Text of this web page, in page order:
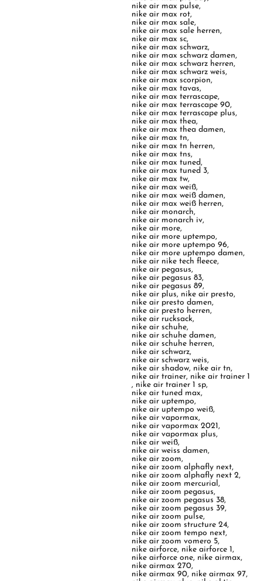
nike air max pulse,
nike air max rot,
nike air max sale,
nike air max sale herren,
nike air max sc,
nike air max schwarz,
nike air max schwarz damen,
nike air max schwarz herren,
nike air max schwarz weis,
nike air max scorpion,
nike air max tavas,
nike air max terrascape,
nike air max terrascape 90,
nike air max terrascape plus,
nike air max thea,
nike air max thea damen,
nike air max tn,
nike air max tn herren,
nike air max tns,
nike air max tuned,
nike air max tuned 3,
nike air max tw,
nike air max weiß,
nike air max weiß damen,
nike air max weiß herren,
nike air monarch,
nike air monarch iv,
nike air more,
nike air more uptempo,
nike air more uptempo 96,
nike air more uptempo damen,
nike air nike tech fleece,
nike air pegasus,
nike air pegasus 83,
nike air pegasus 89,
nike air plus, nike air presto,
nike air presto damen,
nike air presto herren,
nike air rucksack,
nike air schuhe,
nike air schuhe damen,
nike air schuhe herren,
nike air schwarz,
nike air schwarz weis,
nike air shadow, nike air tn,
nike air trainer, nike air trainer 1
, nike air trainer 1 sp,
nike air tuned max,
nike air uptempo,
nike air uptempo weiß,
nike air vapormax,
nike air vapormax 2021,
nike air vapormax plus,
nike air weiß,
nike air weiss damen,
nike air zoom,
nike air zoom alphafly next,
nike air zoom alphafly next 2,
nike air zoom mercurial,
nike air zoom pegasus,
nike air zoom pegasus 38,
nike air zoom pegasus 39,
nike air zoom pulse,
nike air zoom structure 24,
nike air zoom tempo next,
nike air zoom vomero 5,
nike airforce, nike airforce 1,
nike airforce one, nike airmax,
nike airmax 270,
nike airmax 90, nike airmax 97,